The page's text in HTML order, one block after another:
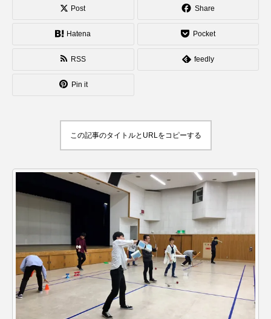
コンタクトジャグリング マイナージャグリング
Post Share
Hatena Pocket
RSS feedly
Pin it
この記事のタイトルとURLをコピーする